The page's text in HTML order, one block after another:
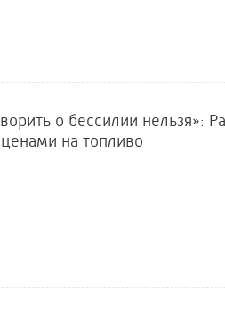
о бессилии нельзя»:
на топливо